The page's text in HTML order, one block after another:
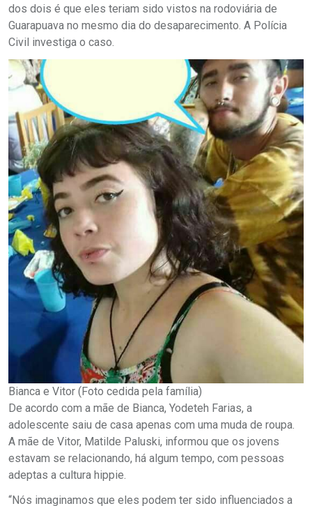
dos dois é que eles teriam sido vistos na rodoviária de
Guarapuava no mesmo dia do desaparecimento. A Polícia
Civil investiga o caso.
Bianca e Vitor (Foto cedida pela família)
De acordo com a mãe de Bianca, Yodeteh Farias, a
adolescente saiu de casa apenas com uma muda de roupa.
A mãe de Vitor, Matilde Paluski, informou que os jovens
estavam se relacionando, há algum tempo, com pessoas
adeptas a cultura hippie.
“Nós imaginamos que eles podem ter sido influenciados a